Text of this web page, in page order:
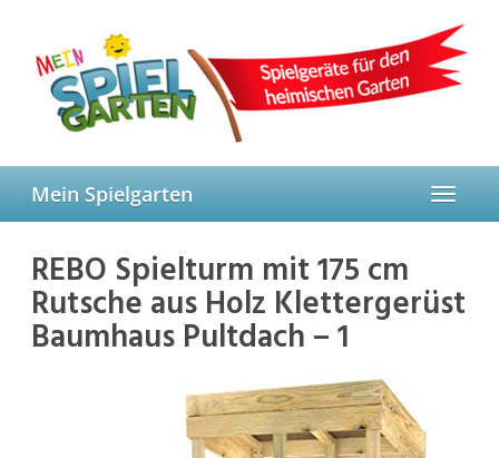
content
Toggle
Mein Spielgarten
REBO Spielturm mit 175 cm
Rutsche aus Holz Klettergerüst
Baumhaus Pultdach – 1